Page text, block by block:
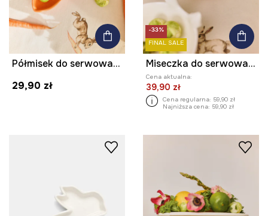
Półmisek do serwowania z porcelany
29,90 zł
-33%
FINAL SALE
Miseczka do serwowania z porcelany
Cena aktualna:
39,90 zł
Cena regularna: 59,90 zł
Najniższa cena: 59,90 zł